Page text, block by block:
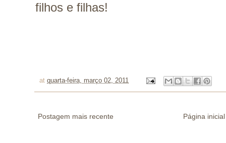
filhos e filhas!
at quarta-feira, março 02, 2011
Postagem mais recente Página inicial